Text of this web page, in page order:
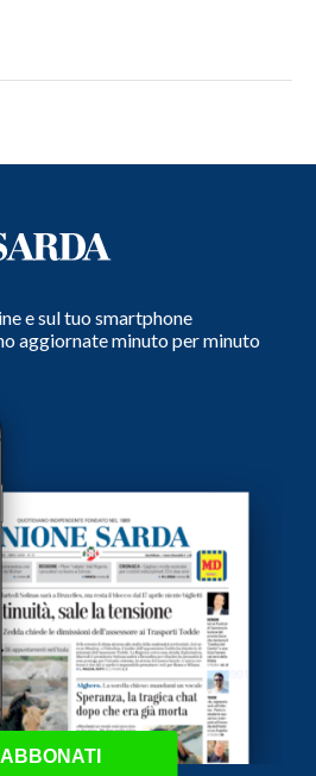
e sul tuo smartphone
aggiornate minuto per minuto
ABBONATI